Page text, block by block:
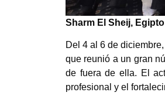
Sharm El Sheij,
Del 4 al 6 de
que reunió a un gran
de fuera de ella. El
profesional y el